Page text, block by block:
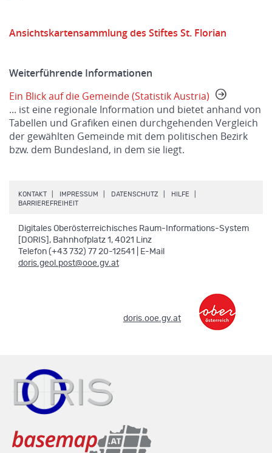
Ansichtskartensammlung des Stiftes St. Florian
Weiterführende Informationen
Ein Blick auf die Gemeinde (Statistik Austria)
... ist eine regionale Information und bietet anhand von
Tabellen und Grafiken einen durchgehenden Vergleich
der gewählten Gemeinde mit dem politischen Bezirk
bzw. dem Bundesland, in dem sie liegt.
KONTAKT IMPRESSUM DATENSCHUTZ HILFE
BARRIEREFREIHEIT.
Digitales Oberösterreichisches Raum-Informations-System
[DORIS], Bahnhofplatz 1, 4021 Linz
Telefon (+43 732) 77 20-12541 | E-Mail
doris.geol.post@ooe.gv.at
doris.ooe.gv.at.